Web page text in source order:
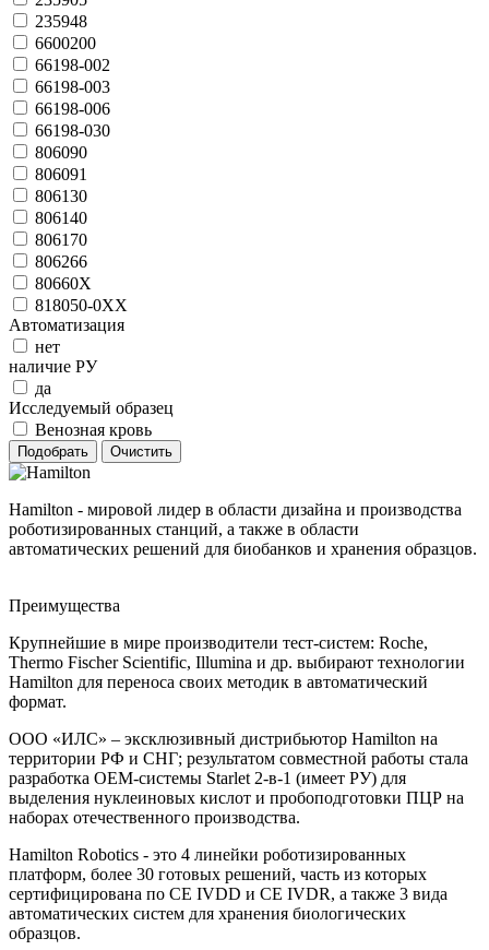
235948
6600200
66198-002
66198-003
66198-006
66198-030
806090
806091
806130
806140
806170
806266
80660X
818050-0ХХ
Автоматизация
нет
наличие РУ
да
Исследуемый образец
Венозная кровь
Hamilton - мировой лидер в области дизайна и производства
роботизированных станций, а также в области
автоматических решений для биобанков и хранения образцов.
Преимущества
Крупнейшие в мире производители тест-систем: Roche,
Thermo Fischer Scientific, Illumina и др. выбирают технологии
Hamilton для переноса своих методик в автоматический
формат.
ООО «ИЛС» – эксклюзивный дистрибьютор Hamilton на
территории РФ и СНГ; результатом совместной работы стала
разработка ОЕМ-системы Starlet 2-в-1 (имеет РУ) для
выделения нуклеиновых кислот и пробоподготовки ПЦР на
наборах отечественного производства.
Hamilton Robotics - это 4 линейки роботизированных
платформ, более 30 готовых решений, часть из которых
сертифицирована по CE IVDD и CE IVDR, а также 3 вида
автоматических систем для хранения биологических
образцов.